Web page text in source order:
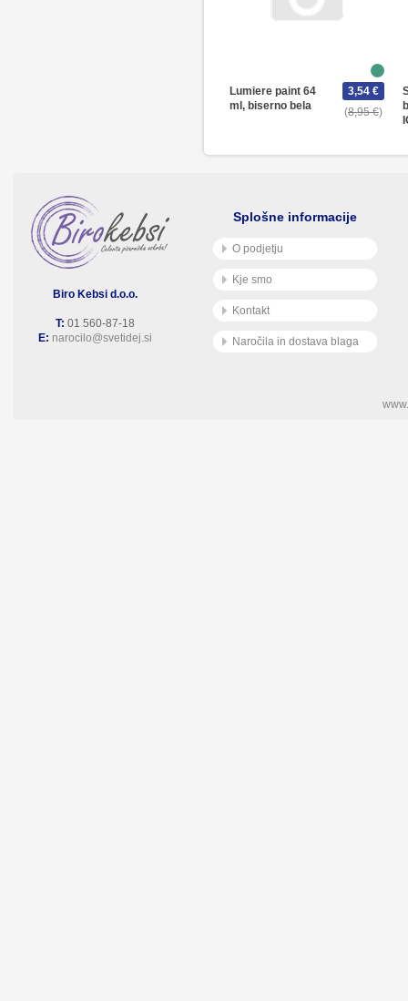
Lumiere paint 64
ml, biserno bela
8,95 €
3,54 €
Biro Kebsi d.o.o.
T: 01 560-87-18
E: narocilo@svetidej.si
Splošne informacije
O podjetju
Kje smo
Kontakt
Naročila in dostava blaga